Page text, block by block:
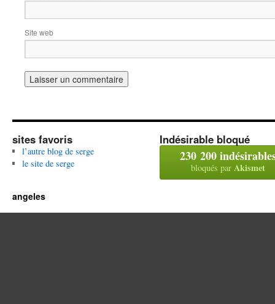
Site web
sites favoris
l’autre blog de serge
le site de serge
Indésirable bloqué
230 200
bloqués par Akismet
angeles